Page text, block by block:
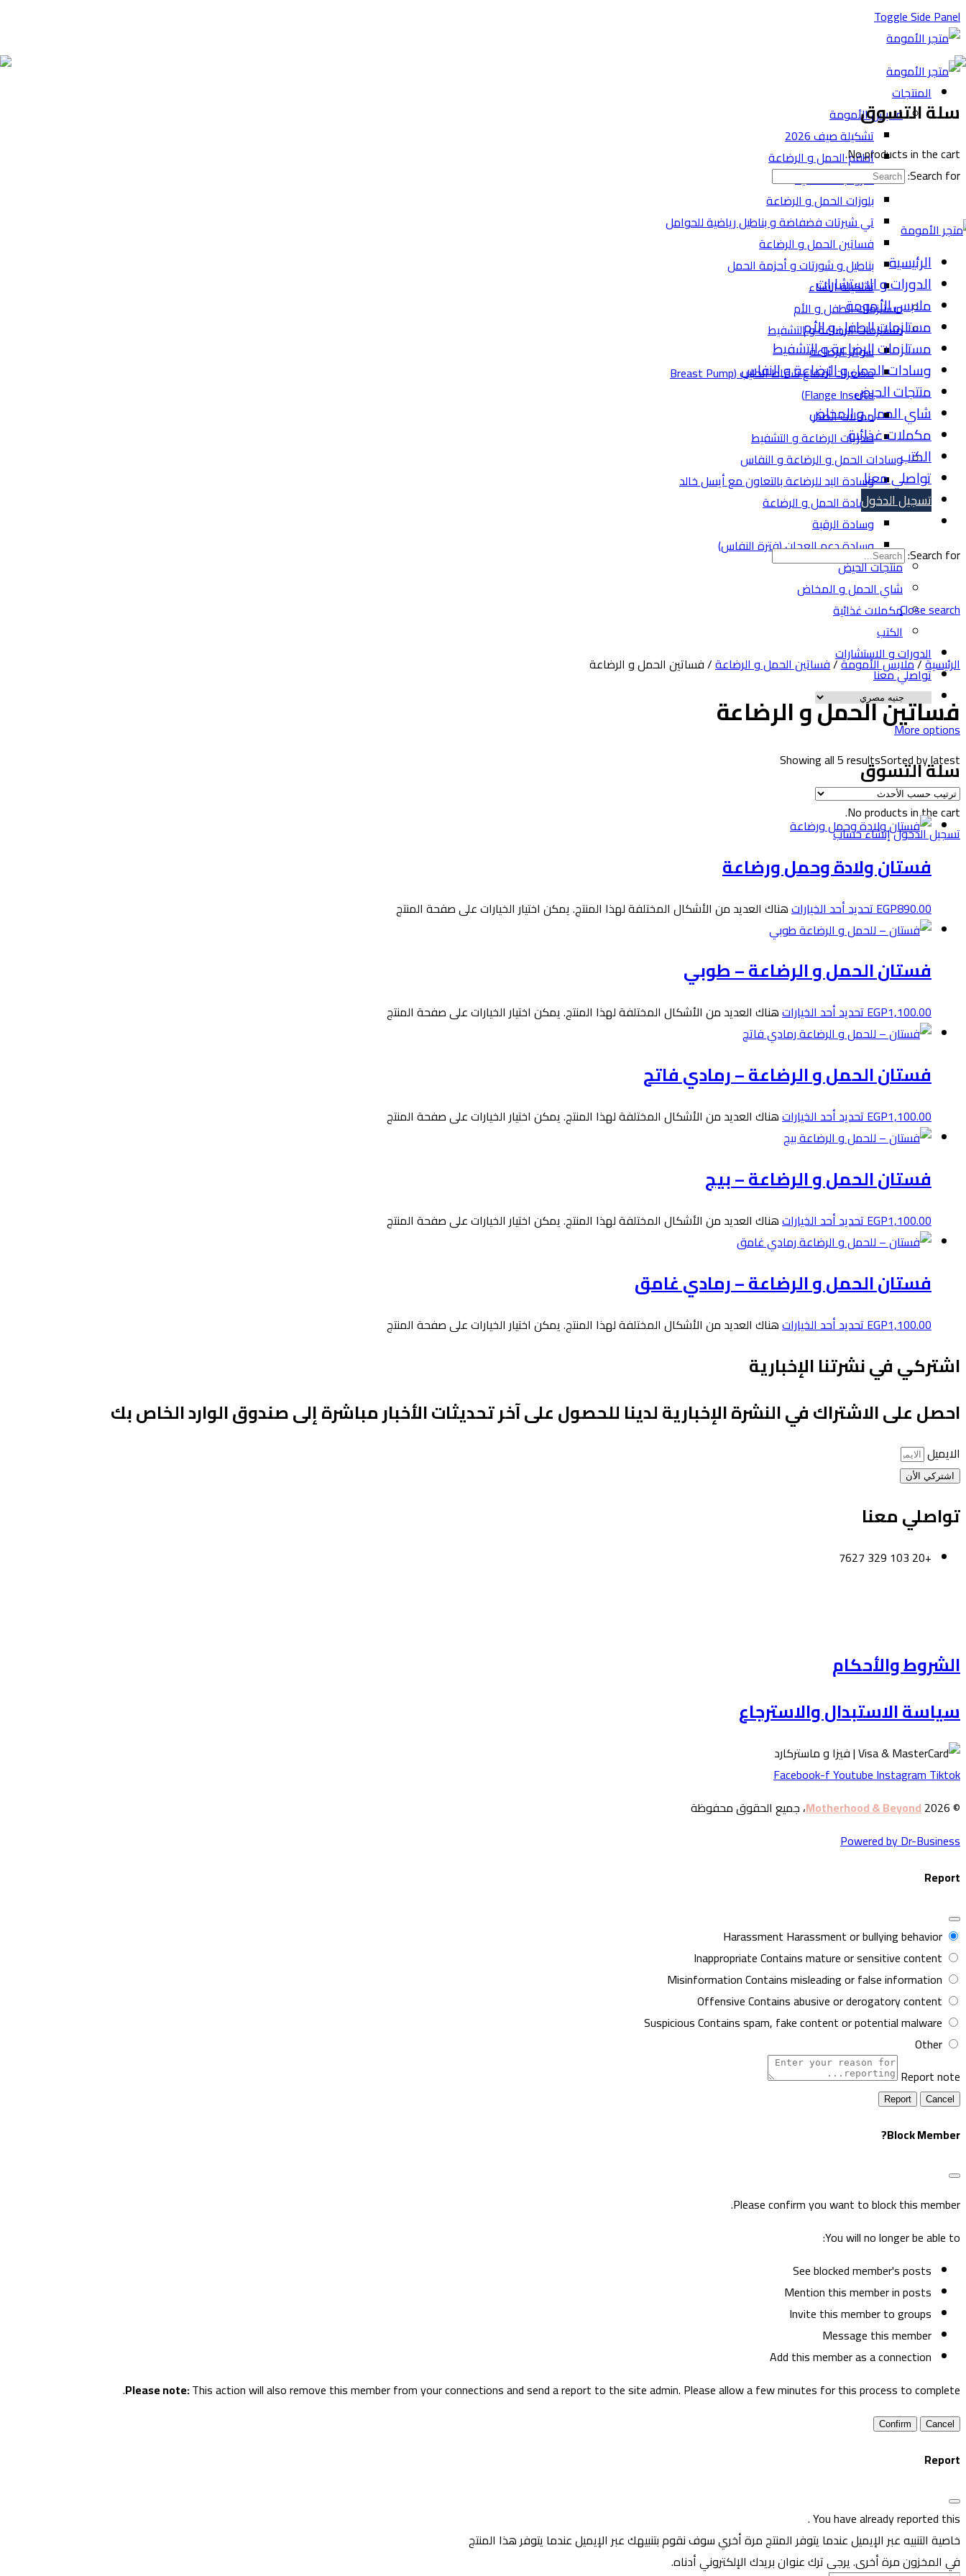
Toggle Side Panel
الرئيسية
المنتجات
ملابس الأمومة
تشكيلة صيف 2026
أطقم الحمل و الرضاعة
الأرواب المخملية
بلوزات الحمل و الرضاعة
تي شيرتات فضفاضة و بناطيل رياضية للحوامل
فساتين الحمل و الرضاعة
بناطيل و شورتات و أحزمة الحمل
تشكيلة الشتاء
مستلزمات الطفل و الأم
مستلزمات الرضاعة و التشفيط
سواتر الرضاعة
مصغرات أقماع شفاط الحليب (Breast Pump
Flange Inserts)
حمالات الصدر
صدريات الرضاعة و التشفيط
وسادات الحمل و الرضاعة و النفاس
وسادة اليد للرضاعة بالتعاون مع أيسل خالد
وسادة الحمل و الرضاعة
وسادة الرقبة
وسادة دعم العجان (فترة النفاس)
منتجات الحيض
شاي الحمل و المخاض
مكملات غذائية
الكتب
الدورات و الاستشارات
تواصلي معنا
More options
سلة التسوق
No products in the cart.
تسجيل الدخولإنشاء حساب
سلة التسوق
No products in the cart.
Search for:
الرئيسية
الدورات و الاستشارات
ملابس الأمومة
مستلزمات الطفل و الأم
مستلزمات الرضاعة و التشفيط
وسادات الحمل و الرضاعة و النفاس
منتجات الحيض
شاي الحمل و المخاض
مكملات غذائية
الكتب
تواصلي معنا
تسجيل الدخول
Search for:
Close search
الرئيسية/ملابس الأمومة/فساتين الحمل و الرضاعة/ فساتين الحمل و الرضاعة
فساتين الحمل و الرضاعة
Showing all 5 resultsSorted by latest
فستان ولادة وحمل ورضاعة
EGP890.00 تحديد أحد الخياراتهناك العديد من الأشكال المختلفة لهذا المنتج. يمكن اختيار الخيارات على صفحة المنتج
فستان الحمل و الرضاعة – طوبي
EGP1,100.00 تحديد أحد الخياراتهناك العديد من الأشكال المختلفة لهذا المنتج. يمكن اختيار الخيارات على صفحة المنتج
فستان الحمل و الرضاعة – رمادي فاتح
EGP1,100.00 تحديد أحد الخياراتهناك العديد من الأشكال المختلفة لهذا المنتج. يمكن اختيار الخيارات على صفحة المنتج
فستان الحمل و الرضاعة – بيج
EGP1,100.00 تحديد أحد الخياراتهناك العديد من الأشكال المختلفة لهذا المنتج. يمكن اختيار الخيارات على صفحة المنتج
فستان الحمل و الرضاعة – رمادي غامق
EGP1,100.00 تحديد أحد الخياراتهناك العديد من الأشكال المختلفة لهذا المنتج. يمكن اختيار الخيارات على صفحة المنتج
اشتركي في نشرتنا الإخبارية
احصل على الاشتراك في النشرة الإخبارية لدينا للحصول على آخر تحديثات الأخبار مباشرة إلى صندوق الوارد الخاص بك
الايميل
اشتركي الأن
تواصلي معنا
+20 103 329 7627
الشروط والأحكام
سياسة الاستبدال والاسترجاع
Facebook-fYoutubeInstagramTiktok
© 2026
Motherhood & Beyond، جميع الحقوق محفوظة
Powered by Dr-Business
Report
Harassment Harassment or bullying behavior
InappropriateContains mature or sensitive content
MisinformationContains misleading or false information
OffensiveContains abusive or derogatory content
SuspiciousContains spam, fake content or potential malware
Other
Report note
Report
Block Member?
Please confirm you want to block this member.
You will no longer be able to:
See blocked member's posts
Mention this member in posts
Invite this member to groups
Message this member
Add this member as a connection
Please note:This action will also remove this member from your connections and send a report to the site admin. Please allow a few minutes for this process to complete.
Confirm
Report
You have already reported this
.
خاصية التنبيه عبر الإيميل عندما يتوفر المنتج مرة أخريسوف نقوم بتنبيهك عبر الإيميل عندما يتوفر هذا المنتج
في المخزون مرة أخرى. يرجى ترك عنوان بريدك الإلكتروني أدناه.